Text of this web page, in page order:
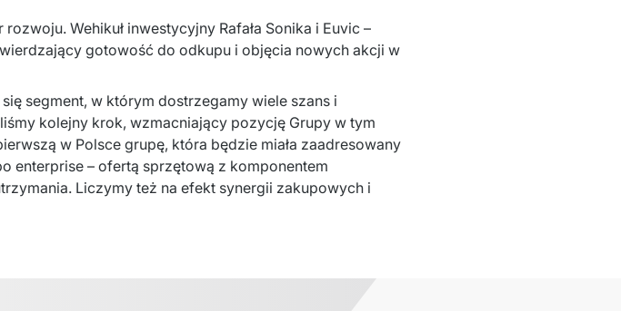
Wehikuł inwestycyjny Rafała Sonika i Euvic –
gotowość do odkupu i objęcia nowych akcji w
segment, w którym dostrzegamy wiele szans i
kolejny krok, wzmacniający pozycję Grupy w tym
w Polsce grupę, która będzie miała zaadresowany
enterprise – ofertą sprzętową z komponentem
Liczymy też na efekt synergii zakupowych i